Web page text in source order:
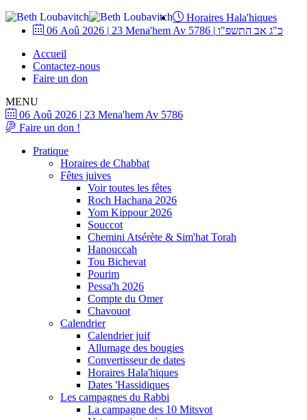
Horaires Hala'hiques
06 Aoû 2026 | 23 Mena'hem Av 5786 | כ"ג אב התשפ"ו
Accueil
Contactez-nous
Faire un don
MENU
06 Aoû 2026 | 23 Mena'hem Av 5786
Faire un don !
Pratique
Horaires de Chabbat
Fêtes juives
Voir toutes les fêtes
Roch Hachana 2026
Yom Kippour 2026
Souccot
Chemini Atsérète & Sim'hat Torah
Hanouccah
Tou Bichevat
Pourim
Pessa'h 2026
Compte du Omer
Chavouot
Calendrier
Calendrier juif
Allumage des bougies
Convertisseur de dates
Horaires Hala'hiques
Dates 'Hassidiques
Les campagnes du Rabbi
La campagne des 10 Mitsvot